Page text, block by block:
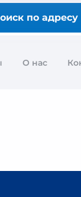
по адресу
О нас